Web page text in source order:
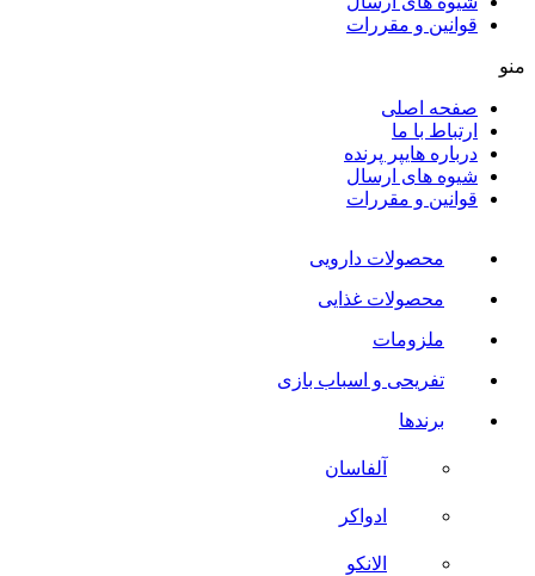
قوانین و مقررات
منو
صفحه اصلی
ارتباط با ما
درباره هایپر پرنده
شیوه های ارسال
قوانین و مقررات
محصولات دارویی
محصولات غذایی
ملزومات
تفریحی و اسباب بازی
برندها
آلفاسان
ادواکر
الانکو